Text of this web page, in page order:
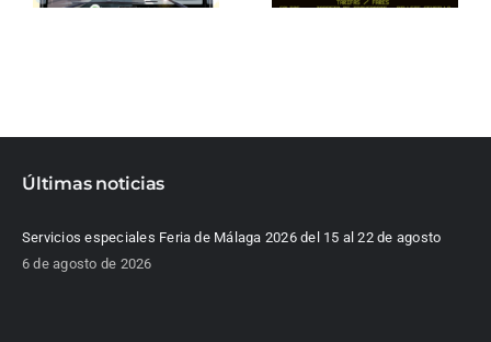
Últimas noticias
Servicios especiales Feria de Málaga 2026 del 15 al 22 de agosto
6 de agosto de 2026